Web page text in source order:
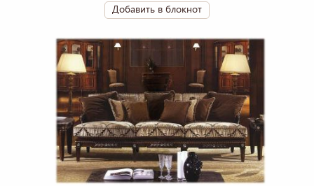
Добавить в блокнот